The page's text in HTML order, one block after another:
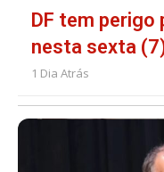
DF tem perigo
nesta sexta
1 Dia Atrás